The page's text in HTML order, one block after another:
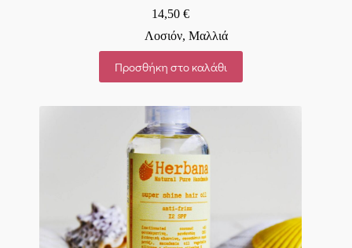
14,50€
Λοσιόν,Μαλλιά
Προσθήκη στο καλάθι